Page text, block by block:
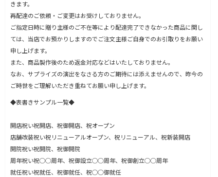
きます。
再配達のご依頼・ご変更はお受けしておりません。
ご指定日時に贈り主様のご不在等により配達完了できなかった商品に関し
ては、当店でお預かりしますのでご注文主様ご自身でのお引取りをお願い
申し上げます。
また、商品製作後のため返金対応などはいたしておりません。
なお、サプライズの演出をなさる方のご期待には添えませんので、昨今の
ご時世をご理解いただき重ねてお願い申し上げます。
◆表書きサンプル一覧◆
開店祝い祝開店、祝御開店、祝オープン
店舗改装祝い祝リニューアルオープン、祝リニューアル、祝新装開店
開院祝い祝開院、祝御開院
周年祝い祝◯◯周年、祝御設立◯◯周年、祝御創立◯◯周年
就任祝い祝就任、祝御就任、祝◯◯御就任